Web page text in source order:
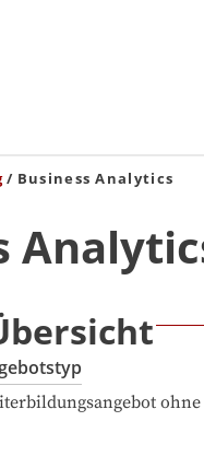
Business Analytics